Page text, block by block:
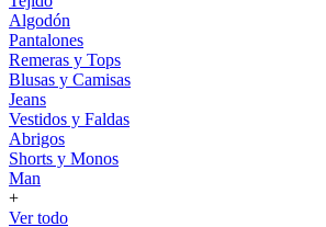
Algodón
Pantalones
Remeras y Tops
Blusas y Camisas
Jeans
Vestidos y Faldas
Abrigos
Shorts y Monos
Man
+
Ver todo